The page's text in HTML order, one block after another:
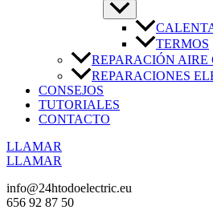
TERMOS
REPARACIÓN
REPARACIONES
CONSEJOS
TUTORIALES
CONTACTO
LLAMAR
LLAMAR
info@24htodoelectric.eu
656 92 87 50